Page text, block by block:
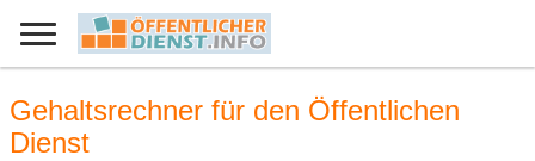
Gehaltsrechner für den Öffentlichen
Dienst